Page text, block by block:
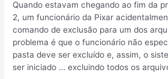
Quando estavam chegando ao fim da
2, um funcionário da Pixar
comando de exclusão para um dos
problema é que o funcionário não
pasta deve ser excluído e, assim, o
ser iniciado … excluindo todos os